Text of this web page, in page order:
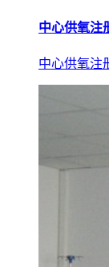
中心供氧注
中心供氧注